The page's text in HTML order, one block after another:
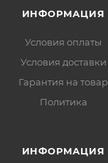
ИНФОРМАЦИЯ
Условия оплаты
Условия доставки
Гарантия на товар
Политика
ИНФОРМАЦИЯ